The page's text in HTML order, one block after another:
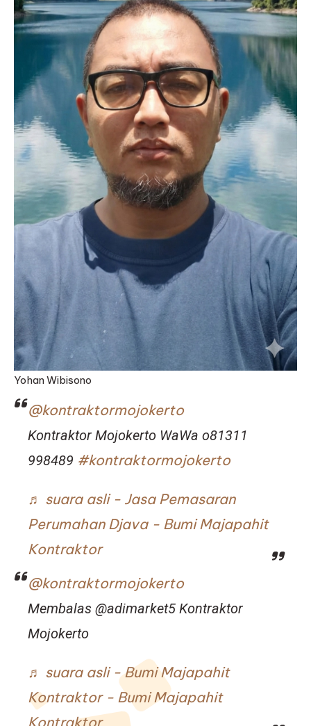
Yohan Wibisono
@kontraktormojokerto
Kontraktor Mojokerto WaWa o81311
998489 #kontraktormojokerto
♬ suara asli - Jasa Pemasaran
Perumahan Djava - Bumi Majapahit
Kontraktor
@kontraktormojokerto
Membalas @adimarket5 Kontraktor
Mojokerto
♬ suara asli - Bumi Majapahit
Kontraktor - Bumi Majapahit
Kontraktor